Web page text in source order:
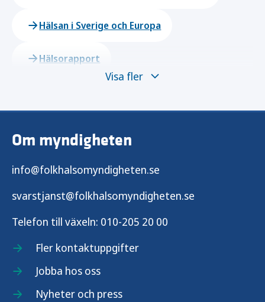
Hälsan i Sverige och Europa
Hälsorapport
Frågeformulär och följebrev
Dokumentation Frågor och svar
Visa fler
Om myndigheten
info@folkhalsomyndigheten.se
svarstjanst@folkhalsomyndigheten.se
Telefon till växeln: 010-205 20 00
Fler kontaktuppgifter
Jobba hos oss
Nyheter och press